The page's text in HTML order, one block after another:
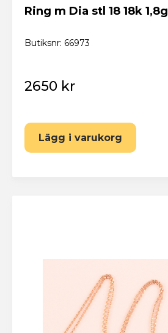
Ring m Dia stl 18 18k 1,8g
Butiksnr: 66973
2650 kr
Lägg i varukorg